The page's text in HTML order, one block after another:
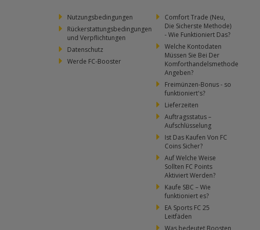
Nutzungsbedingungen
Rückerstattungsbedingungen
und Verpflichtungen
Datenschutz
Werde FC-Booster
Comfort Trade (Neu,
Die Sicherste Methode)
- Wie Funktioniert Das?
Welche Kontodaten
Müssen Sie Bei Der
Komforthandelsmethode
Angeben?
Freimünzen-Bonus - so
funktioniert's?
Lieferzeiten
Auftragsstatus –
Aufschlüsselung
Ist Das Kaufen Von FC
Coins Sicher?
Auf Welche Weise
Sollten FC Points
Aktiviert Werden?
Kaufe SBC – Wie
funktioniert es?
EA Sports FC 25
Leitfäden
Was bedeutet Boosten